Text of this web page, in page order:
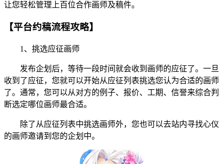
让您轻松管理上百位合作画师及稿件。
【平台约稿流程攻略】
1、挑选应征画师
发布企划后，等待一段时间就会收到画师的应征了。一旦
收到了应征，您就可以开始从应征列表挑选您认为合适的画师
了。通常，您可以从对方的例子、报价、工期、信誉来综合判
断选定哪位画师最合适。
除了从应征列表中挑选画师外，您也可以去站内寻找心仪
的画师邀请到您的企划中。